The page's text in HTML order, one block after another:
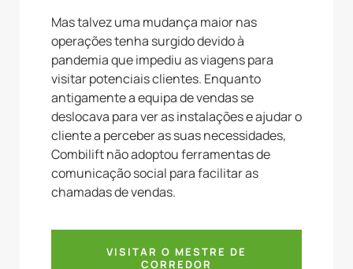
Mas talvez uma mudança maior nas
operações tenha surgido devido à
pandemia que impediu as viagens para
visitar potenciais clientes. Enquanto
antigamente a equipa de vendas se
deslocava para ver as instalações e ajudar o
cliente a perceber as suas necessidades,
Combilift não adoptou ferramentas de
comunicação social para facilitar as
chamadas de vendas.
VISITAR O MESTRE DE
CORREDOR